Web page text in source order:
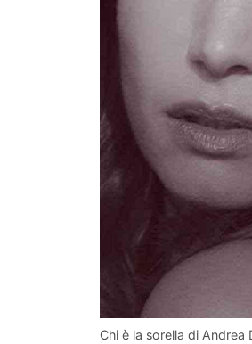
Chi è la sorella di Andrea